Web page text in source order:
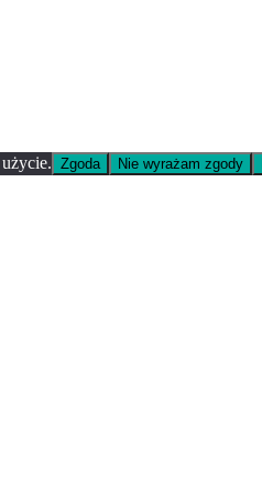
Zgoda Nie wyrażam zgody